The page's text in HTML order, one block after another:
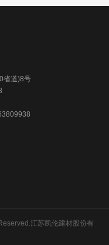
省道)8号
江苏凯伦建材股份有